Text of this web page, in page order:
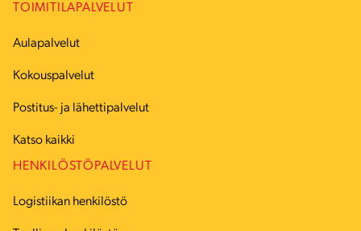
TOIMITILAPALVELUT
Aulapalvelut
Kokouspalvelut
Postitus- ja lähettipalvelut
Katso kaikki
HENKILÖSTÖPALVELUT
Logistiikan henkilöstö